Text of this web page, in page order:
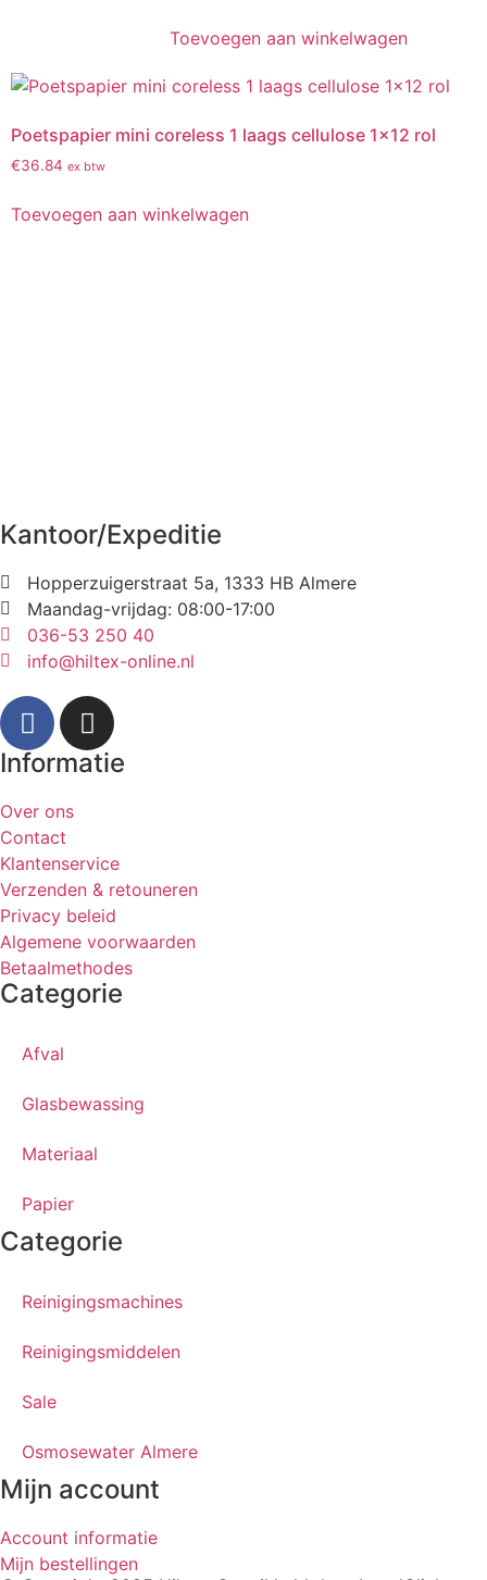
Toevoegen aan winkelwagen
Poetspapier mini coreless 1 laags cellulose 1×12 rol
€36.84 ex btw
Toevoegen aan winkelwagen
Kantoor/Expeditie
Hopperzuigerstraat 5a, 1333 HB Almere
Maandag-vrijdag: 08:00-17:00
036-53 250 40
info@hiltex-online.nl
Informatie
Over ons
Contact
Klantenservice
Verzenden & retouneren
Privacy beleid
Algemene voorwaarden
Betaalmethodes
Categorie
Afval
Glasbewassing
Materiaal
Papier
Categorie
Reinigingsmachines
Reinigingsmiddelen
Sale
Osmosewater Almere
Mijn account
Account informatie
Mijn bestellingen